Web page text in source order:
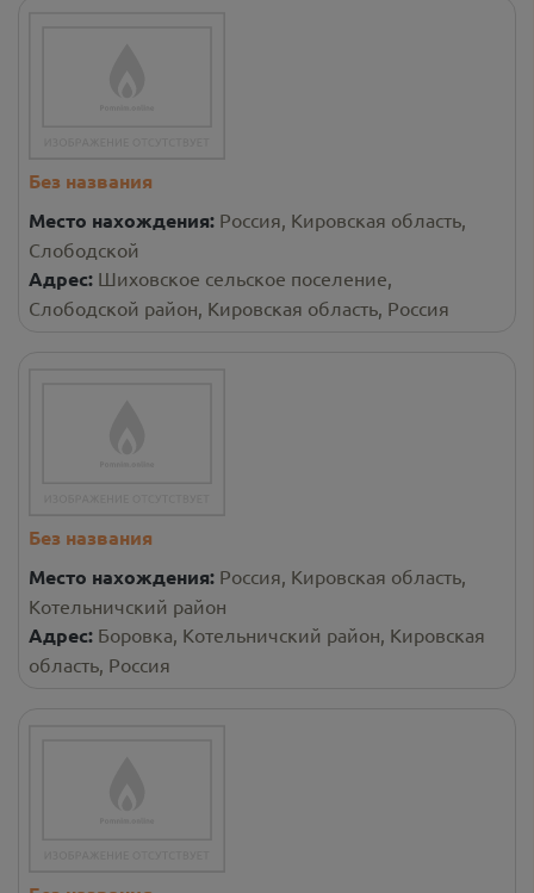
Без названия
Место нахождения: Россия, Кировская область,
Слободской
Адрес: Шиховское сельское поселение,
Слободской район, Кировская область, Россия
Без названия
Место нахождения: Россия, Кировская область,
Котельничский район
Адрес: Боровка, Котельничский район, Кировская
область, Россия